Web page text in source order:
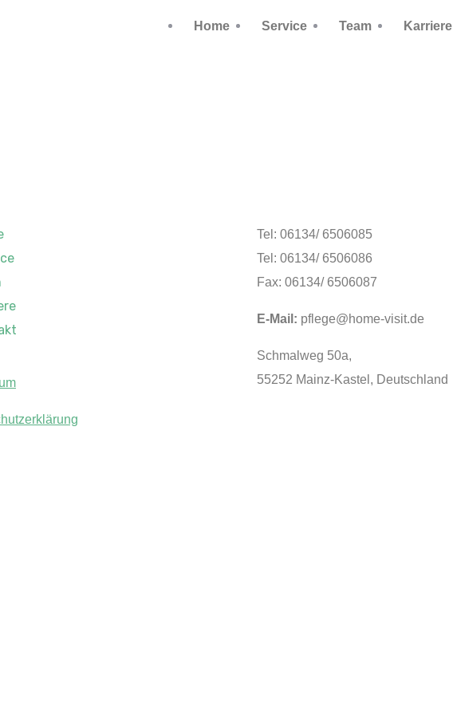
Home Service Team Karriere
Tel: 06134/ 6506085
Tel: 06134/ 6506086
Fax: 06134/ 6506087
E-Mail: pflege@home-visit.de
Schmalweg 50a,
55252 Mainz-Kastel, Deutschland